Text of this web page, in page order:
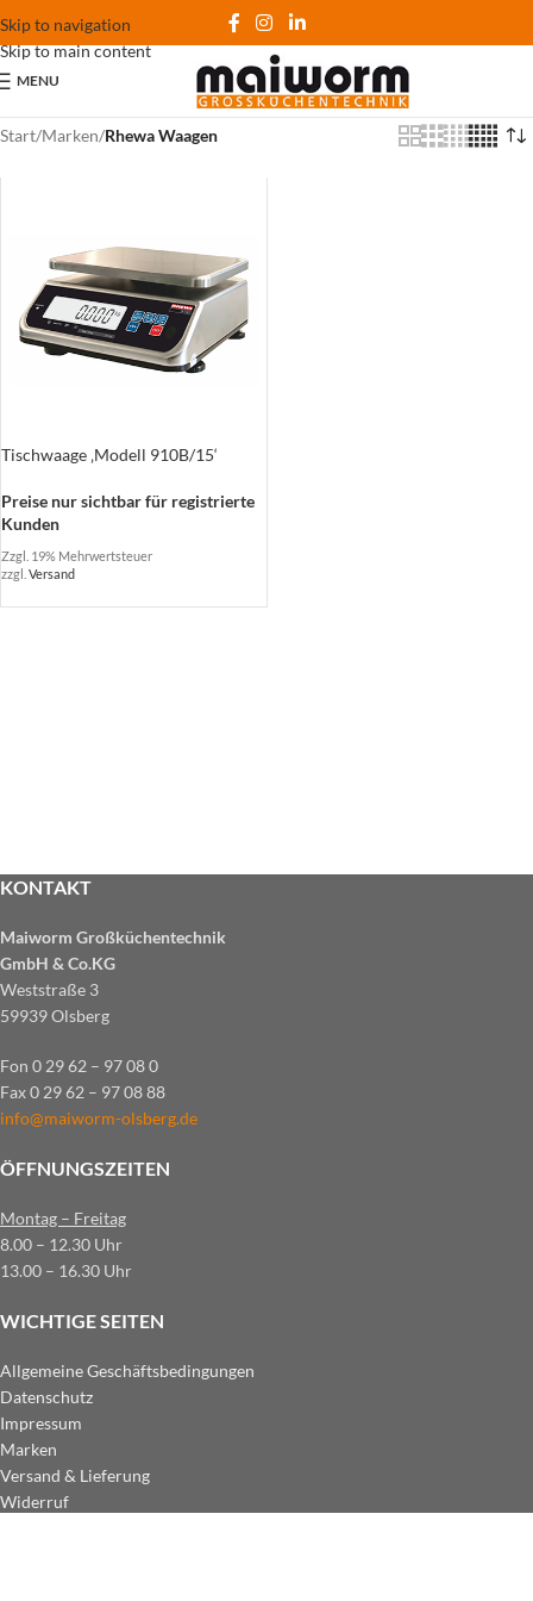
Skip to navigation
Skip to main content
MENU
Start/Marken/Rhewa Waagen
Tischwaage ‚Modell 910B/15‘
Preise nur sichtbar für registrierte
Kunden
Zzgl. 19% Mehrwertsteuer
zzgl. Versand
KONTAKT
Maiworm Großküchentechnik
GmbH & Co.KG
Weststraße 3
59939 Olsberg
Fon 0 29 62 – 97 08 0
Fax 0 29 62 – 97 08 88
info@maiworm-olsberg.de
ÖFFNUNGSZEITEN
Montag – Freitag
8.00 – 12.30 Uhr
13.00 – 16.30 Uhr
WICHTIGE SEITEN
Allgemeine Geschäftsbedingungen
Datenschutz
Impressum
Marken
Versand & Lieferung
Widerruf